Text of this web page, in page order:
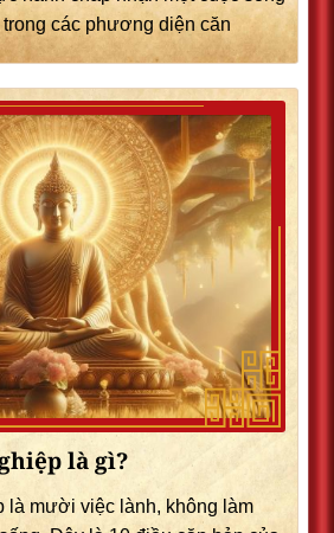
các phương diện căn
là gì?
là mười việc lành, không làm